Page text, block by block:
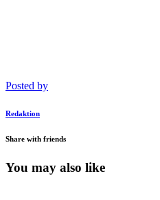
Posted by
Redaktion
Share with friends
You may also like